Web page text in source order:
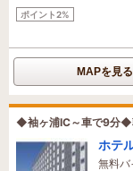
ポイント2%
MAPを見る
◆袖ヶ浦IC～車で9分◆
ホテ
無料